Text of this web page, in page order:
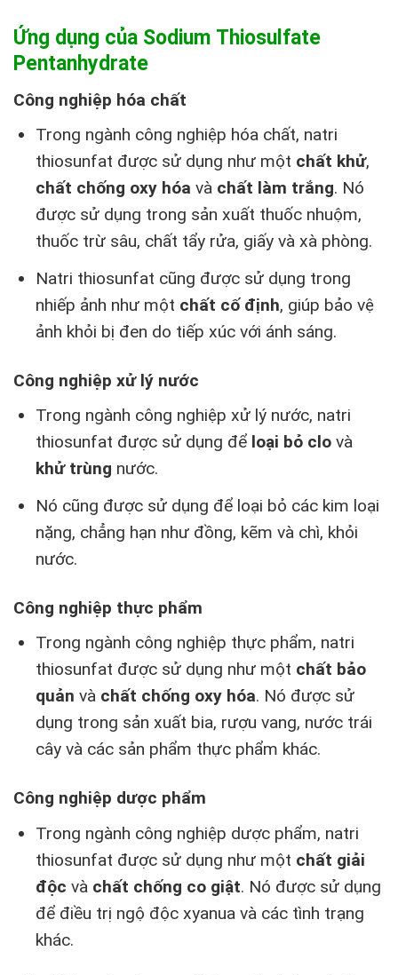
Ứng dụng của Sodium Thiosulfate
Pentanhydrate
Công nghiệp hóa chất
Trong ngành công nghiệp hóa chất, natri
thiosunfat được sử dụng như một chất khử,
chất chống oxy hóa và chất làm trắng. Nó
được sử dụng trong sản xuất thuốc nhuộm,
thuốc trừ sâu, chất tẩy rửa, giấy và xà phòng.
Natri thiosunfat cũng được sử dụng trong
nhiếp ảnh như một chất cố định, giúp bảo vệ
ảnh khỏi bị đen do tiếp xúc với ánh sáng.
Công nghiệp xử lý nước
Trong ngành công nghiệp xử lý nước, natri
thiosunfat được sử dụng để loại bỏ clovà
khử trùng nước.
Nó cũng được sử dụng để loại bỏ các kim loại
nặng, chẳng hạn như đồng, kẽm và chì, khỏi
nước.
Công nghiệp thực phẩm
Trong ngành công nghiệp thực phẩm, natri
thiosunfat được sử dụng như một chất bảo
quản và chất chống oxy hóa. Nó được sử
dụng trong sản xuất bia, rượu vang, nước trái
cây và các sản phẩm thực phẩm khác.
Công nghiệp dược phẩm
Trong ngành công nghiệp dược phẩm, natri
thiosunfat được sử dụng như một chất giải
độc và chất chống co giật. Nó được sử dụng
để điều trị ngộ độc xyanua và các tình trạng
khác.